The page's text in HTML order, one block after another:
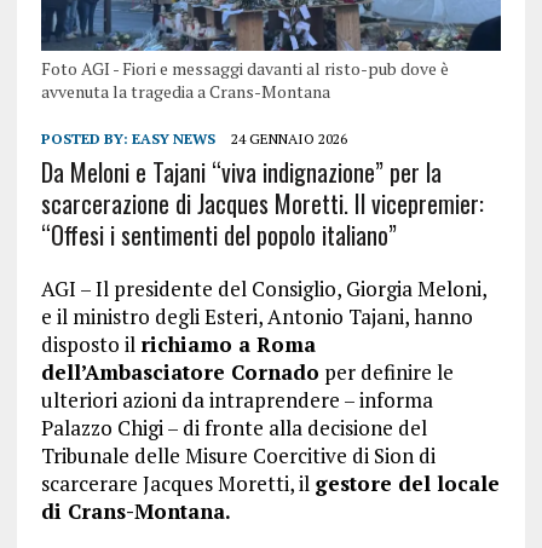
Foto AGI - Fiori e messaggi davanti al risto-pub dove è
avvenuta la tragedia a Crans-Montana
POSTED BY: EASY NEWS 24 GENNAIO 2026
Da Meloni e Tajani “viva indignazione” per la
scarcerazione di Jacques Moretti. Il vicepremier:
“Offesi i sentimenti del popolo italiano”
AGI – Il presidente del Consiglio, Giorgia Meloni,
e il ministro degli Esteri, Antonio Tajani, hanno
disposto il richiamo a Roma
dell’Ambasciatore Cornado per definire le
ulteriori azioni da intraprendere – informa
Palazzo Chigi – di fronte alla decisione del
Tribunale delle Misure Coercitive di Sion di
scarcerare Jacques Moretti, il gestore del locale
di Crans-Montana.